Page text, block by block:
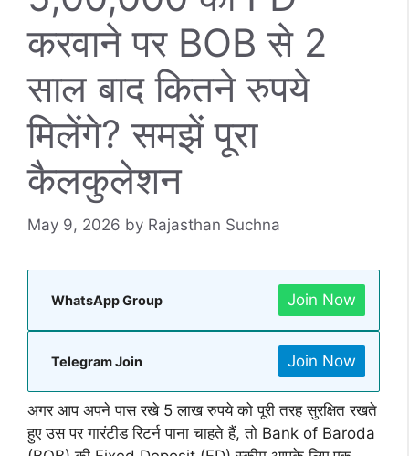
करवाने पर BOB से 2
साल बाद कितने रुपये
मिलेंगे? समझें पूरा
कैलकुलेशन
May 9, 2026 by Rajasthan Suchna
WhatsApp Group Join Now
Telegram Join Join Now
अगर आप अपने पास रखे 5 लाख रुपये को पूरी तरह सुरक्षित रखते
हुए उस पर गारंटीड रिटर्न पाना चाहते हैं, तो Bank of Baroda